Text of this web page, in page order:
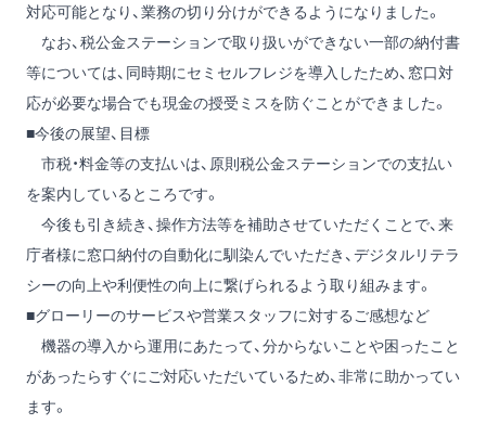
対応可能となり、業務の切り分けができるようになりました。
なお、税公金ステーションで取り扱いができない一部の納付書
等については、同時期にセミセルフレジを導入したため、窓口対
応が必要な場合でも現金の授受ミスを防ぐことができました。
■今後の展望、目標
市税・料金等の支払いは、原則税公金ステーションでの支払い
を案内しているところです。
今後も引き続き、操作方法等を補助させていただくことで、来
庁者様に窓口納付の自動化に馴染んでいただき、デジタルリテラ
シーの向上や利便性の向上に繋げられるよう取り組みます。
■グローリーのサービスや営業スタッフに対するご感想など
機器の導入から運用にあたって、分からないことや困ったこと
があったらすぐにご対応いただいているため、非常に助かってい
ます。